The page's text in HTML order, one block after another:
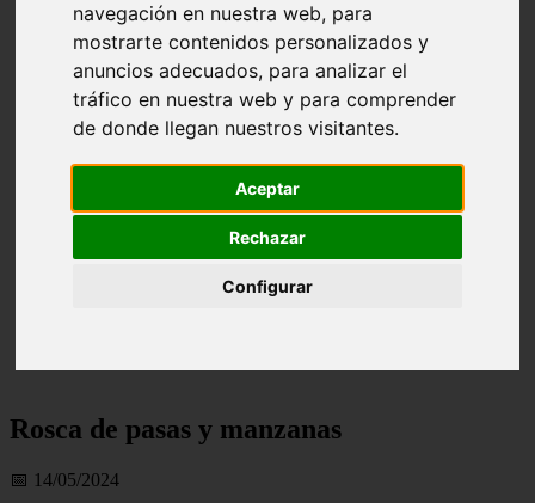
navegación en nuestra web, para
mostrarte contenidos personalizados y
anuncios adecuados, para analizar el
tráfico en nuestra web y para comprender
de donde llegan nuestros visitantes.
Aceptar
Rechazar
Configurar
Rosca de pasas y manzanas
📅 14/05/2024